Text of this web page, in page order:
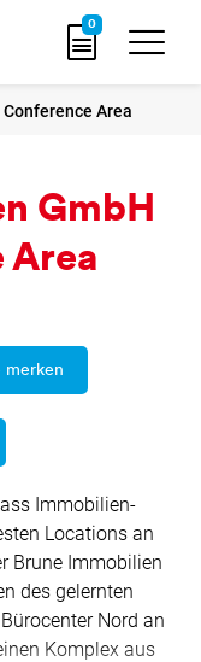
0
Area
GmbH
Area
merken
Immobilien-
Locations an
Brune Immobilien
des gelernten
Nord an
Komplex aus